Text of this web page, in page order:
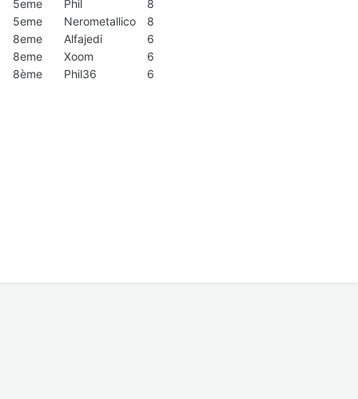
5eme Phil
8
5eme
Nerometallico
8
8eme
Alfajedi
6
8eme
Xoom
6
8ème
Phil36 6